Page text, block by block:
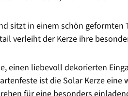
sitzt in einem schön
verleiht der Kerze ihre
einen liebevoll dekorierten
ist die Solar Kerze